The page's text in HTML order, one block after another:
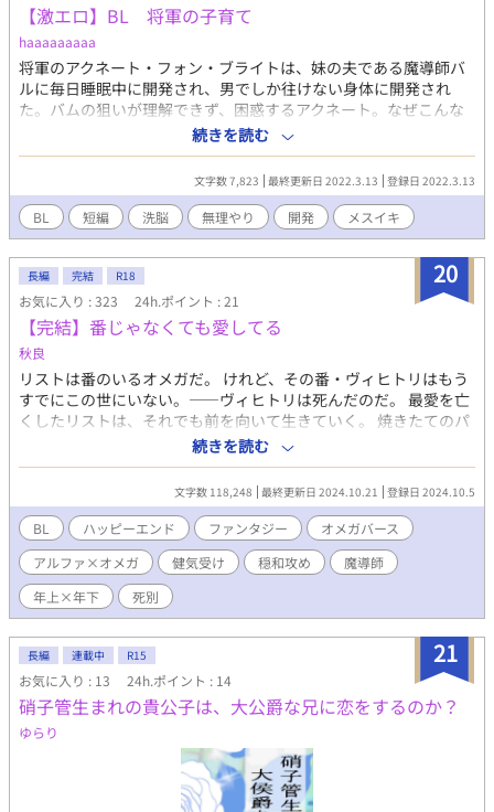
【激エロ】BL 将軍の子育て
haaaaaaaaa
将軍のアクネート・フォン・ブライトは、妹の夫である魔導師バ
ルに毎日睡眠中に開発され、男でしか往けない身体に開発され
た。バムの狙いが理解できず、困惑するアクネート。なぜこんな
ことになったのか。 ※気分転換で書いてみました。いつも通りBL
はエロ一色です。お気を付けください。
続きを読む
文字数 7,823 最終更新日 2022.3.13 登録日 2022.3.13
BL 短編 洗脳 無理やり 開発 メスイキ
20
長編 完結 R18
お気に入り : 323 24h.ポイント : 21
【完結】番じゃなくても愛してる
秋良
リストは番のいるオメガだ。 けれど、その番・ヴィヒトリはもう
すでにこの世にいない。——ヴィヒトリは死んだのだ。 最愛を亡
くしたリストは、それでも前を向いて生きていく。 焼きたてのパ
ンの匂い。通りに響く賑やかな声。陽を浴びて輝く笑顔。 何気な
い日常を優しい人々に囲まれながら。二度と戻らないあの日々を
胸に、番への愛を抱え、寂しさを隠しながら。 そんな、少しの痛
みと切なさを抱えつつも前向きに生きるリストを見守る男がい
た。アンリというアルファの魔導師だ。 アンリは、真摯に生きる
リストを温かく見守りながら、魔法の研究に心血を注ぐ。 変わら
ぬ日常。変わってしまった未来……。 なんてことはない日々のな
かで、二人の関係性は次第に変化していき——。 【CP】 人のた
めに魔法を研究する魔導師α(29歳)×番に先立たれても前向きに生
あり(軽め含む) ・オメガバースで、独自解釈、独自設定を含みま
す。 ・攻めと受けのR18シーンまではやや遠めです。 ・約12万
字、全26話。 ・ムーンライトノベルズさんにも投稿しています。
続きを読む
文字数 118,248 最終更新日 2024.10.21 登録日 2024.10.5
BL ハッピーエンド ファンタジー
オメガバース
アルファ×オメガ
健気受け 穏和攻め
魔導師
年上×年下
死別
21
長編 連載中 R15
お気に入り : 13 24h.ポイント : 14
硝子管生まれの貴公子は、大公爵な兄に恋をするのか？
ゆらり